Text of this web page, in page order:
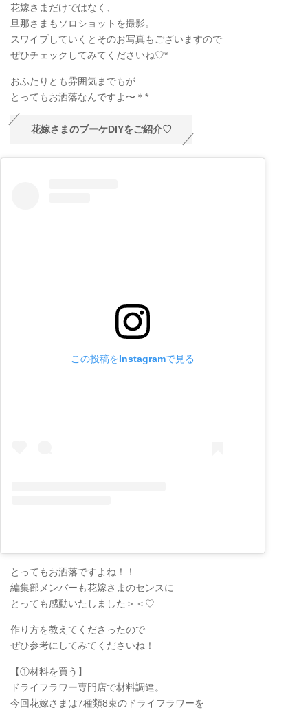
花嫁さまだけではなく、
旦那さまもソロショットを撮影。
スワイプしていくとそのお写真もございますので
ぜひチェックしてみてくださいね♡*
おふたりとも雰囲気までもが
とってもお洒落なんですよ〜＊*
花嫁さまのブーケDIYをご紹介♡
この投稿をInstagramで見る
とってもお洒落ですよね！！
編集部メンバーも花嫁さまのセンスに
とっても感動いたしました＞＜♡
作り方を教えてくださったので
ぜひ参考にしてみてくださいね！
【①材料を買う】
ドライフラワー専門店で材料調達。
今回花嫁さまは7種類8束のドライフラワーを